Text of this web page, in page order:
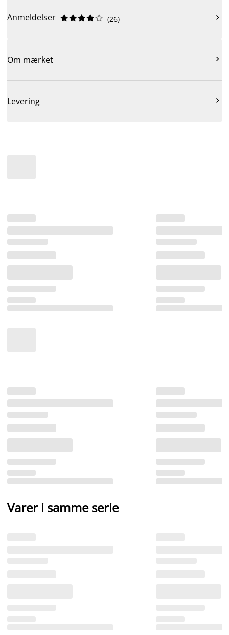
Anmeldelser 




 (26) 
Om mærket 
Levering 
Varer i samme serie